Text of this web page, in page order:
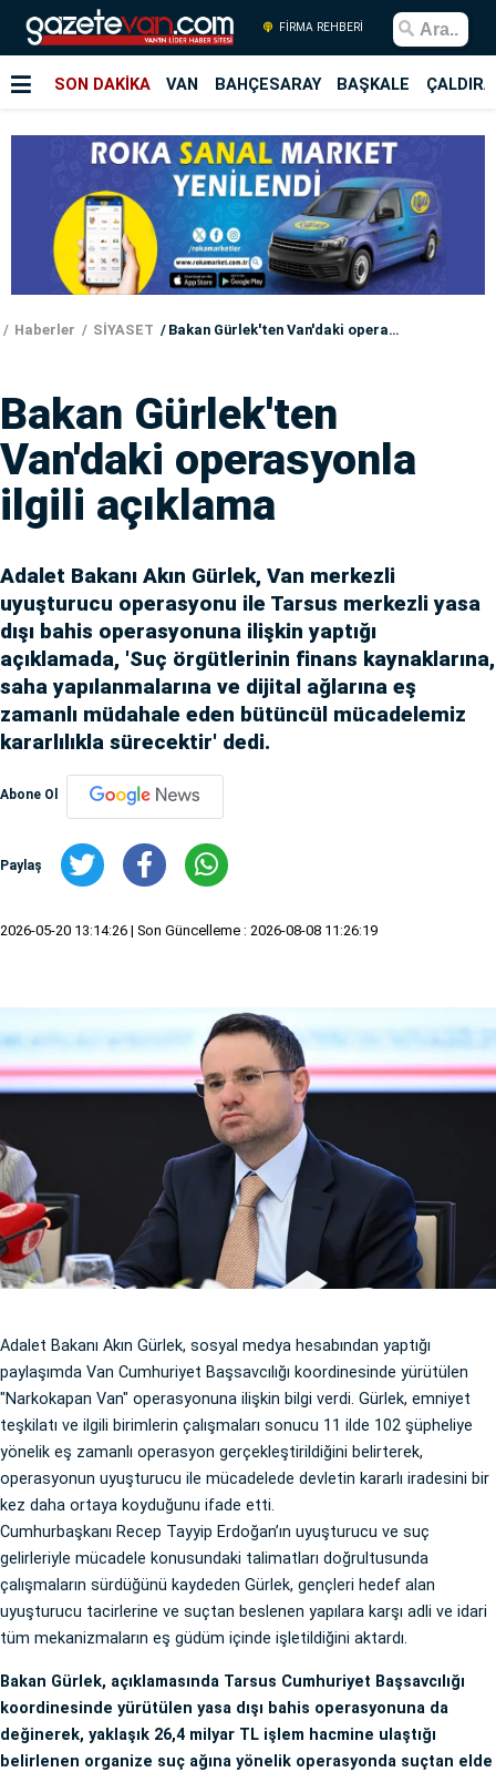
FİRMA REHBERİ
SON DAKİKA VAN BAHÇESARAY BAŞKALE
Haberler SİYASET Bakan Gürlek'ten Van'daki operasyonla ilgili açıklama
Bakan Gürlek'ten
Van'daki operasyonla
ilgili açıklama
Adalet Bakanı Akın Gürlek, Van merkezli
uyuşturucu operasyonu ile Tarsus merkezli yasa
dışı bahis operasyonuna ilişkin yaptığı
açıklamada, 'Suç örgütlerinin finans kaynaklarına,
saha yapılanmalarına ve dijital ağlarına eş
zamanlı müdahale eden bütüncül mücadelemiz
kararlılıkla sürecektir' dedi.
Abone Ol
Paylaş
2026-05-20 13:14:26 | Son Güncelleme : 2026-08-08 11:26:19
Adalet Bakanı Akın Gürlek, sosyal medya hesabından yaptığı
paylaşımda Van Cumhuriyet Başsavcılığı koordinesinde yürütülen
"Narkokapan Van" operasyonuna ilişkin bilgi verdi. Gürlek, emniyet
teşkilatı ve ilgili birimlerin çalışmaları sonucu 11 ilde 102 şüpheliye
yönelik eş zamanlı operasyon gerçekleştirildiğini belirterek,
operasyonun uyuşturucu ile mücadelede devletin kararlı iradesini bir
kez daha ortaya koyduğunu ifade etti.
Cumhurbaşkanı Recep Tayyip Erdoğan’ın uyuşturucu ve suç
gelirleriyle mücadele konusundaki talimatları doğrultusunda
çalışmaların sürdüğünü kaydeden Gürlek, gençleri hedef alan
uyuşturucu tacirlerine ve suçtan beslenen yapılara karşı adli ve idari
tüm mekanizmaların eş güdüm içinde işletildiğini aktardı.
Bakan Gürlek, açıklamasında Tarsus Cumhuriyet Başsavcılığı
koordinesinde yürütülen yasa dışı bahis operasyonuna da
değinerek, yaklaşık 26,4 milyar TL işlem hacmine ulaştığı
belirlenen organize suç ağına yönelik operasyonda suçtan elde